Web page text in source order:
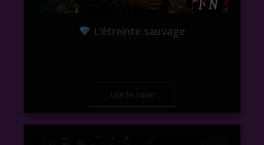
L’étreinte sauvage
Lire la suite